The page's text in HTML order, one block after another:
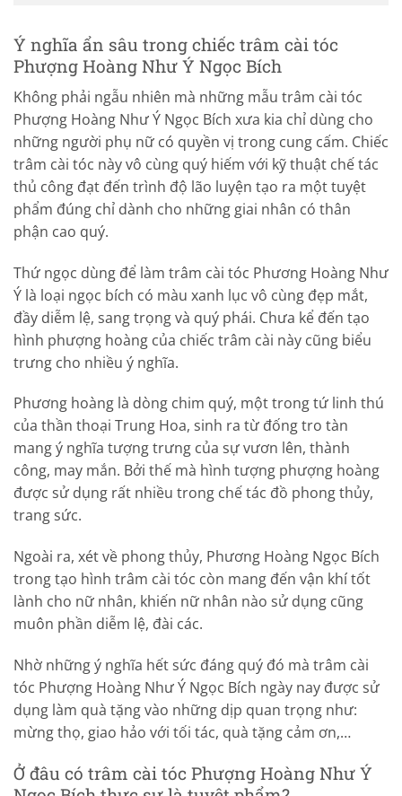
Ý nghĩa ẩn sâu trong chiếc trâm cài tóc
Phượng Hoàng Như Ý Ngọc Bích
Không phải ngẫu nhiên mà những mẫu trâm cài tóc
Phượng Hoàng Như Ý Ngọc Bích xưa kia chỉ dùng cho
những người phụ nữ có quyền vị trong cung cấm. Chiếc
trâm cài tóc này vô cùng quý hiếm với kỹ thuật chế tác
thủ công đạt đến trình độ lão luyện tạo ra một tuyệt
phẩm đúng chỉ dành cho những giai nhân có thân
phận cao quý.
Thứ ngọc dùng để làm trâm cài tóc Phương Hoàng Như
Ý là loại ngọc bích có màu xanh lục vô cùng đẹp mắt,
đầy diễm lệ, sang trọng và quý phái. Chưa kể đến tạo
hình phượng hoàng của chiếc trâm cài này cũng biểu
trưng cho nhiều ý nghĩa.
Phương hoàng là dòng chim quý, một trong tứ linh thú
của thần thoại Trung Hoa, sinh ra từ đống tro tàn
mang ý nghĩa tượng trưng của sự vươn lên, thành
công, may mắn. Bởi thế mà hình tượng phượng hoàng
được sử dụng rất nhiều trong chế tác đồ phong thủy,
trang sức.
Ngoài ra, xét về phong thủy, Phương Hoàng Ngọc Bích
trong tạo hình trâm cài tóc còn mang đến vận khí tốt
lành cho nữ nhân, khiến nữ nhân nào sử dụng cũng
muôn phần diễm lệ, đài các.
Nhờ những ý nghĩa hết sức đáng quý đó mà trâm cài
tóc Phượng Hoàng Như Ý Ngọc Bích ngày nay được sử
dụng làm quà tặng vào những dịp quan trọng như:
mừng thọ, giao hảo với tối tác, quà tặng cảm ơn,…
Ở đâu có trâm cài tóc Phượng Hoàng Như Ý